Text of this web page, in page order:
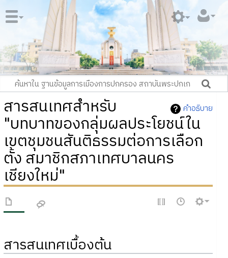
คำอธิบาย
สารสนเทศสำหรับ
"บทบาทของกลุ่มผลประโยชน์ใน
เขตชุมชนสันติธรรมต่อการเลือก
ตั้ง สมาชิกสภาเทศบาลนคร
เชียงใหม่"
สารสนเทศเบื้องต้น